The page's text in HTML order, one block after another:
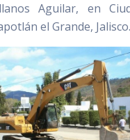
Aguilar, en
el Grande, Jalisco.